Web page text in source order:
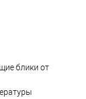
блики от